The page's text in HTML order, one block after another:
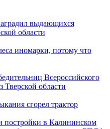
выдающихся
области
иномарки, потому что
Всероссийского
Тверской области
сгорел трактор
постройки в Калининском